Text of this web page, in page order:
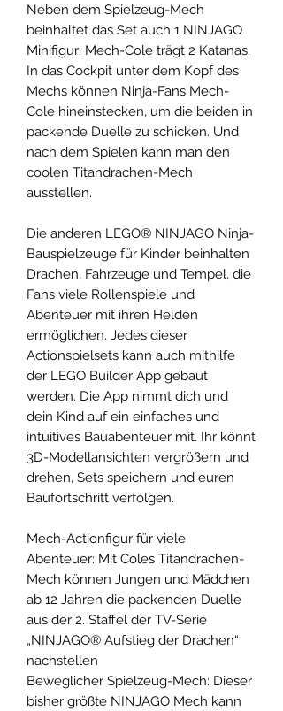
Neben dem Spielzeug-Mech
beinhaltet das Set auch 1 NINJAGO
Minifigur: Mech-Cole trägt 2 Katanas.
In das Cockpit unter dem Kopf des
Mechs können Ninja-Fans Mech-
Cole hineinstecken, um die beiden in
packende Duelle zu schicken. Und
nach dem Spielen kann man den
coolen Titandrachen-Mech
ausstellen.
Die anderen LEGO® NINJAGO Ninja-
Bauspielzeuge für Kinder beinhalten
Drachen, Fahrzeuge und Tempel, die
Fans viele Rollenspiele und
Abenteuer mit ihren Helden
ermöglichen. Jedes dieser
Actionspielsets kann auch mithilfe
der LEGO Builder App gebaut
werden. Die App nimmt dich und
dein Kind auf ein einfaches und
intuitives Bauabenteuer mit. Ihr könnt
3D-Modellansichten vergrößern und
drehen, Sets speichern und euren
Baufortschritt verfolgen.
Mech-Actionfigur für viele
Abenteuer: Mit Coles Titandrachen-
Mech können Jungen und Mädchen
ab 12 Jahren die packenden Duelle
aus der 2. Staffel der TV-Serie
„NINJAGO® Aufstieg der Drachen“
nachstellen
Beweglicher Spielzeug-Mech: Dieser
bisher größte NINJAGO Mech kann